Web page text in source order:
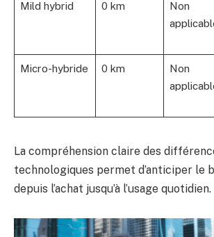
Mild hybrid 0 km
Non
Micro-hybride 0 km
Non
La compréhension claire des
technologiques permet d’anticiper le
depuis l’achat jusqu’à l’usage quotidien.